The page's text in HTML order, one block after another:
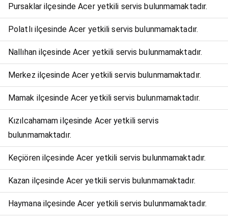
Pursaklar ilçesinde Acer yetkili servis bulunmamaktadır.
Polatlı ilçesinde Acer yetkili servis bulunmamaktadır.
Nallıhan ilçesinde Acer yetkili servis bulunmamaktadır.
Merkez ilçesinde Acer yetkili servis bulunmamaktadır.
Mamak ilçesinde Acer yetkili servis bulunmamaktadır.
Kızılcahamam ilçesinde Acer yetkili servis
bulunmamaktadır.
Keçiören ilçesinde Acer yetkili servis bulunmamaktadır.
Kazan ilçesinde Acer yetkili servis bulunmamaktadır.
Haymana ilçesinde Acer yetkili servis bulunmamaktadır.